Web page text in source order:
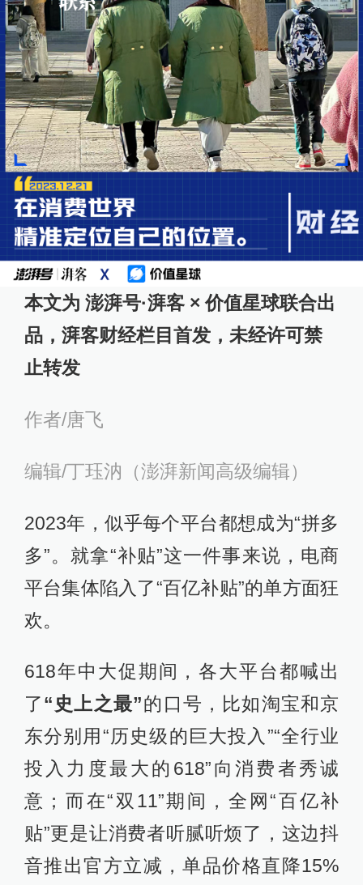
本文为 澎湃号·湃客 × 价值星球联合出
品，湃客财经栏目首发，未经许可禁
止转发
作者/唐飞
编辑/丁珏汭（澎湃新闻高级编辑）
2023年，似乎每个平台都想成为“拼多
多”。就拿“补贴”这一件事来说，电商
平台集体陷入了“百亿补贴”的单方面狂
欢。
618年中大促期间，各大平台都喊出
了“史上之最”的口号，比如淘宝和京
东分别用“历史级的巨大投入”“全行业
投入力度最大的618”向消费者秀诚
意；而在“双11”期间，全网“百亿补
贴”更是让消费者听腻听烦了，这边抖
音推出官方立减，单品价格直降15%